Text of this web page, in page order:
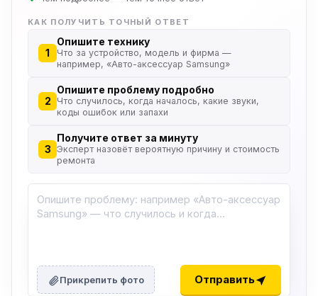
КАК ПОЛУЧИТЬ ТОЧНЫЙ ОТВЕТ
1
Опишите технику
Что за устройство, модель и фирма —
например, «Авто-аксессуар Samsung»
2
Опишите проблему подробно
Что случилось, когда началось, какие звуки,
коды ошибок или запахи
3
Получите ответ за минуту
Эксперт назовёт вероятную причину и стоимость
ремонта
Прикрепить фото Отправить